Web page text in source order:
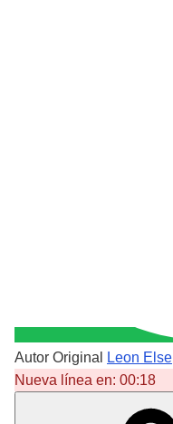
Autor Original
Leon Else
Nueva línea en: 00:18